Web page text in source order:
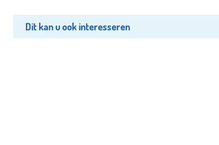
Dit kan u ook interesseren